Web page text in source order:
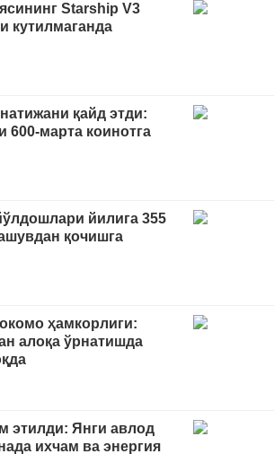
Starship V3
кутилмаганда
қайд этди:
600-марта коинотга
йилига 355
қочишга
ҳамкорлиги:
алоқа ўрнатишда
этилди: Янги авлод
ихчам ва энергия